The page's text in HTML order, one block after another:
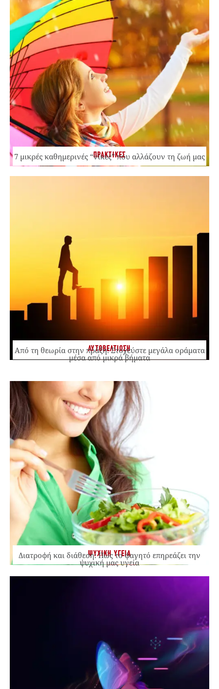
ΠΡΑΚΤΙΚΕΣ
7 μικρές καθημερινές “νίκες” που αλλάζουν τη ζωή μας
ΑΥΤΟΒΕΛΤΙΩΣΗ
Από τη θεωρία στην πράξη: Στοχεύστε μεγάλα οράματα
μέσα από μικρά βήματα
ΨΥΧΙΚΗ ΥΓΕΙΑ
Διατροφή και διάθεση: Πώς το φαγητό επηρεάζει την
ψυχική μας υγεία